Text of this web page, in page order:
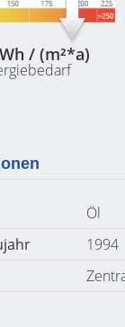
/ (m²*a)
Öl
1994